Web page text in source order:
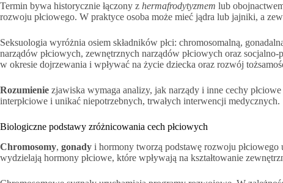
Termin bywa historycznie łączony z hermafrodytyzmem lub
rozwoju płciowego. W praktyce osoba może mieć jądra lub jajniki, a
Seksuologia wyróżnia osiem składników płci: chromosomalną,
narządów płciowych, zewnętrznych narządów płciowych oraz
w okresie dojrzewania i wpływać na życie dziecka oraz rozwój
Rozumienie zjawiska wymaga analizy, jak narządy i inne cechy
interpłciowe i unikać niepotrzebnych, trwałych interwencji medycznych.
Biologiczne podstawy zróżnicowania cech płciowych
Chromosomy, gonady i hormony tworzą podstawę rozwoju płciowego
wydzielają hormony płciowe, które wpływają na kształtowanie